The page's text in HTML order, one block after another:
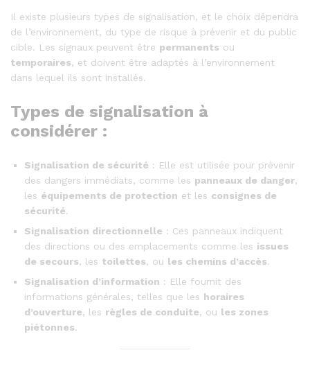
Il existe plusieurs types de signalisation, et le choix dépendra
de l’environnement, du type de risque à prévenir et du public
cible. Les signaux peuvent être permanents ou
temporaires, et doivent être adaptés à l’environnement
dans lequel ils sont installés.
Types de signalisation à
considérer :
Signalisation de sécurité : Elle est utilisée pour prévenir
des dangers immédiats, comme les panneaux de danger,
les équipements de protection et les consignes de
sécurité.
Signalisation directionnelle : Ces panneaux indiquent
des directions ou des emplacements comme les issues
de secours, les toilettes, ou les chemins d’accès.
Signalisation d’information : Elle fournit des
informations générales, telles que les horaires
d’ouverture, les règles de conduite, ou les zones
piétonnes.